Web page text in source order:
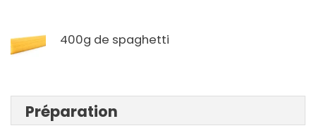
400g de spaghetti
Préparation